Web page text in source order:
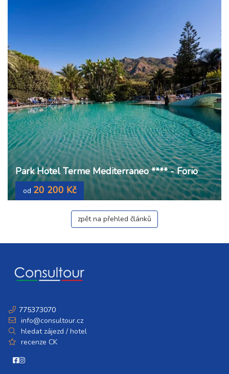
Park Hotel Terme Mediterraneo **** - Forio
od 20 200 Kč
zpět na přehled článků
775373070
info@consultour.cz
hledat zájezd / hotel
recenze CK